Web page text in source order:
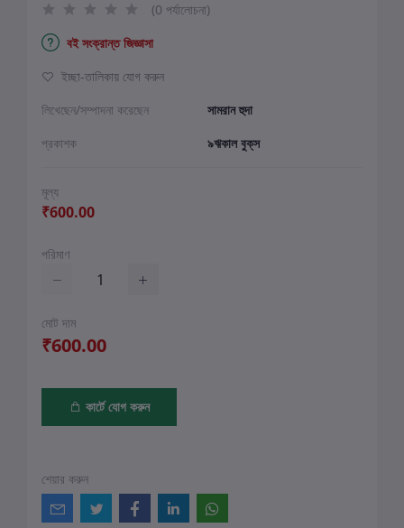
(0 পর্যালোচনা)
বই সংক্রান্ত জিজ্ঞাসা
ইচ্ছা-তালিকায় যোগ করুন
লিখেছেন/সম্পাদনা করেছেন
সামরান হুদা
প্রকাশক
৯ঋকাল বুক্‌স
মূল্য
₹600.00
পরিমাণ
মোট দাম
₹600.00
কার্টে যোগ করুন
শেয়ার করুন